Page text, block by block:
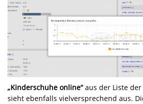
„Kinderschuhe online“aus der Liste der
sieht ebenfalls vielversprechend aus.